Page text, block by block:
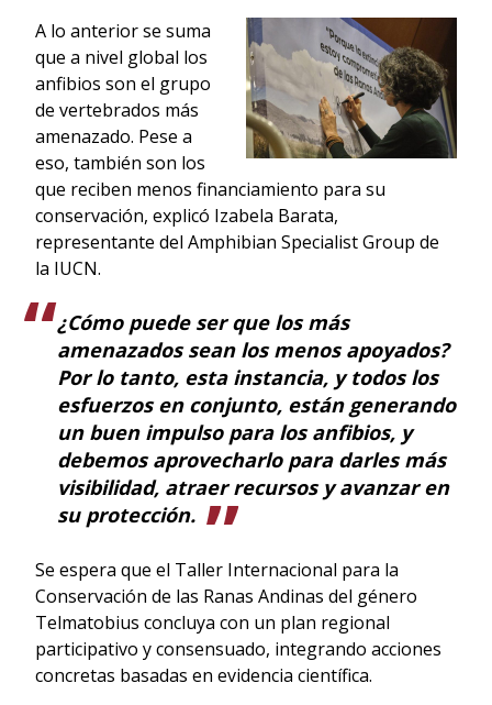
A lo anterior se suma
que a nivel global los
anfibios son el grupo
de vertebrados más
amenazado. Pese a
eso, también son los
que reciben menos financiamiento para su
conservación, explicó Izabela Barata,
representante del Amphibian Specialist Group de
la IUCN.
¿Cómo puede ser que los más
amenazados sean los menos apoyados?
Por lo tanto, esta instancia, y todos los
esfuerzos en conjunto, están generando
un buen impulso para los anfibios, y
debemos aprovecharlo para darles más
visibilidad, atraer recursos y avanzar en
su protección.
Se espera que el Taller Internacional para la
Conservación de las Ranas Andinas del género
Telmatobius concluya con un plan regional
participativo y consensuado, integrando acciones
concretas basadas en evidencia científica.